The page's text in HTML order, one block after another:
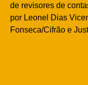
de revisores de
por Leonel Dias
Fonseca/Cifrão e